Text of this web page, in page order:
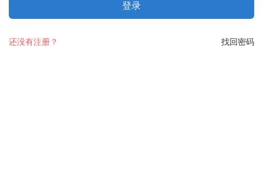
登录
找回密码
还没有注册？